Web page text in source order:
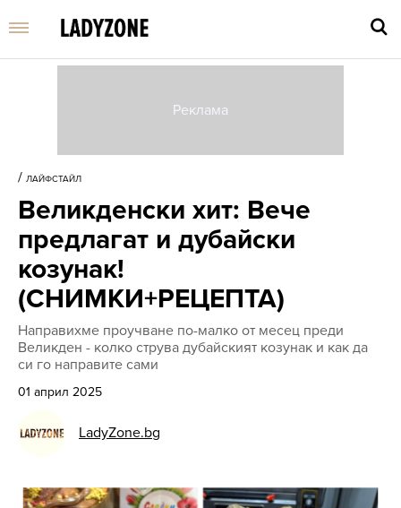
/ ЛАЙФСТАЙЛ
Великденски хит: Вече
предлагат и дубайски
козунак!
(СНИМКИ+РЕЦЕПТА)
Направихме проучване по-малко от месец преди
Великден - колко струва дубайският козунак и как да
си го направите сами
01 април 2025
LadyZone.bg